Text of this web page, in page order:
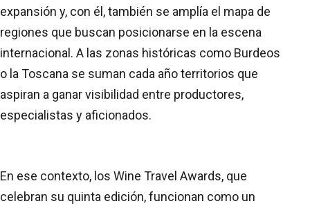
expansión y, con él, también se amplía el mapa de
regiones que buscan posicionarse en la escena
internacional. A las zonas históricas como Burdeos
o la Toscana se suman cada año territorios que
aspiran a ganar visibilidad entre productores,
especialistas y aficionados.
En ese contexto, los Wine Travel Awards, que
celebran su quinta edición, funcionan como un